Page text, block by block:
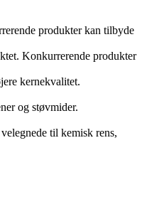
produkter kan tilbyde
Konkurrerende produkter
kernekvalitet.
og støvmider.
til kemisk rens,